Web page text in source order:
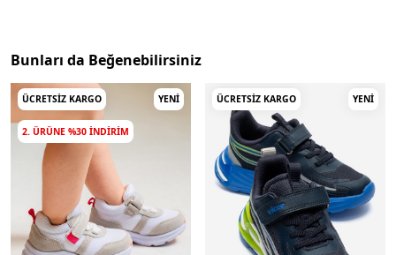
Bunları da Beğenebilirsiniz
ÜCRETSIZ KARGO YENI
2. ÜRÜNE %30 INDIRIM
ÜCRETSIZ KARGO YENI